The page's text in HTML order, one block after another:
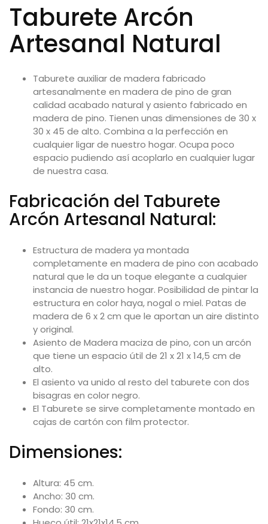
Taburete Arcón
Artesanal Natural
Taburete auxiliar de madera fabricado
artesanalmente en madera de pino de gran
calidad acabado natural y asiento fabricado en
madera de pino. Tienen unas dimensiones de 30 x
30 x 45 de alto. Combina a la perfección en
cualquier ligar de nuestro hogar. Ocupa poco
espacio pudiendo así acoplarlo en cualquier lugar
de nuestra casa.
Fabricación del Taburete
Arcón Artesanal Natural:
Estructura de madera ya montada
completamente en madera de pino con acabado
natural que le da un toque elegante a cualquier
instancia de nuestro hogar. Posibilidad de pintar la
estructura en color haya, nogal o miel. Patas de
madera de 6 x 2 cm que le aportan un aire distinto
y original.
Asiento de Madera maciza de pino, con un arcón
que tiene un espacio útil de 21 x 21 x 14,5 cm de
alto.
El asiento va unido al resto del taburete con dos
bisagras en color negro.
El Taburete se sirve completamente montado en
cajas de cartón con film protector.
Dimensiones:
Altura: 45 cm.
Ancho: 30 cm.
Fondo: 30 cm.